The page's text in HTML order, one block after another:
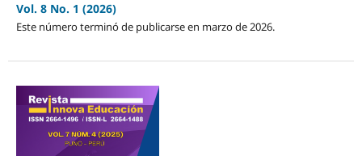
Vol. 8 No. 1 (2026)
Este número terminó de publicarse en marzo de 2026.